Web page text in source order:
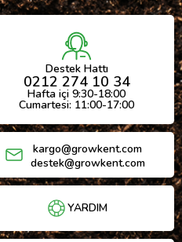
Destek Hattı
0212 274 10 34
Hafta içi 9:30-18:00
Cumartesi: 11:00-17:00
kargo@growkent.com
destek@growkent.com
YARDIM